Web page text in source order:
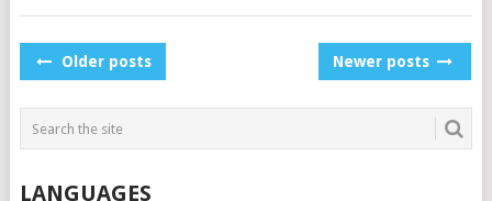
POSTS
Older posts Newer posts
LANGUAGES